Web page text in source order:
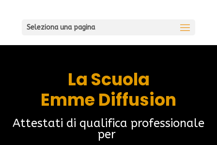
Seleziona una pagina
La Scuola
Emme Diffusion
Attestati di qualifica professionale
per